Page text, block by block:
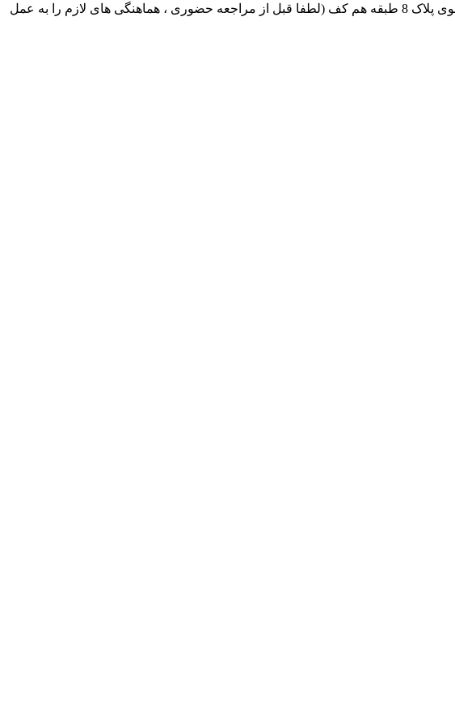
نشانی بخش انفورماتیک ایران بابکت : میدان حر . خ امام خمینی . خیابان کمالی . خیابان اسکندری جنوبی اول خیابان مرتضوی پلاک 8 طبقه هم کف (لطفا قبل از مراجعه حضوری ، هماهنگی های لازم را به عمل